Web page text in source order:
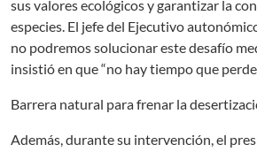
sus valores ecológicos y garantizar la
especies. El jefe del Ejecutivo
no podremos solucionar este desafío
insistió en que “no hay tiempo que
Barrera natural para frenar la
Además, durante su intervención, el